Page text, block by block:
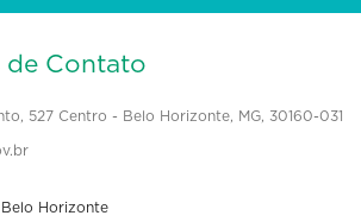
de Contato
527 Centro - Belo Horizonte, MG, 30160-031
Belo Horizonte